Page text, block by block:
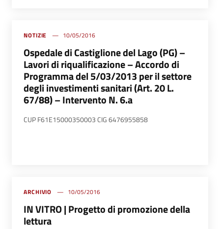
NOTIZIE 10/05/2016
Ospedale di Castiglione del Lago (PG) –
Lavori di riqualificazione – Accordo di
Programma del 5/03/2013 per il settore
degli investimenti sanitari (Art. 20 L.
67/88) – Intervento N. 6.a
CUP F61E15000350003 CIG 6476955858
ARCHIVIO 10/05/2016
IN VITRO | Progetto di promozione della
lettura